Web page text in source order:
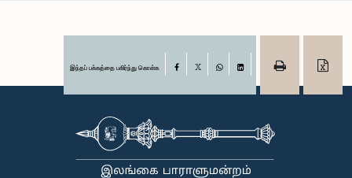
இந்தப் பக்கத்தை பகிர்ந்து கொள்க Facebook